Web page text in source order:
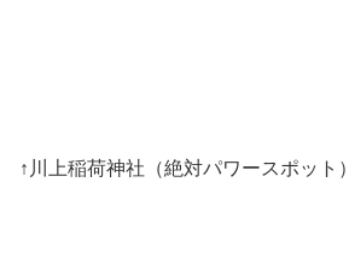
↑川上稲荷神社（絶対パワースポット）